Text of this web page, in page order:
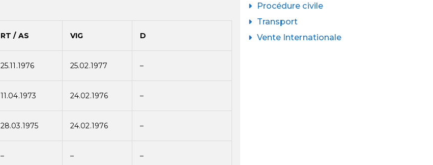
RT / AS VIG D
25.11.1976 25.02.1977 –
11.04.1973 24.02.1976 –
28.03.1975 24.02.1976 –
– – –
Procédure civile
Transport
Vente Internationale